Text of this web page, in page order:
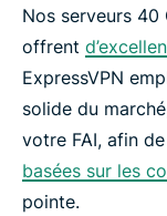
Nos serveurs
offrent
ExpressVPN
solide du
votre FAI, afin
basées sur les
pointe.